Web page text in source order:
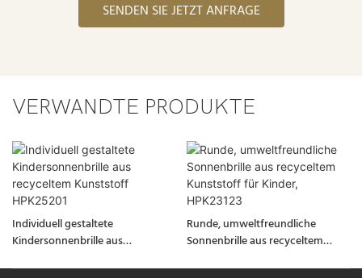
SENDEN SIE JETZT ANFRAGE
VERWANDTE PRODUKTE
Individuell gestaltete
Kindersonnenbrille aus
Runde, umweltfreundliche
Sonnenbrille aus recyceltem